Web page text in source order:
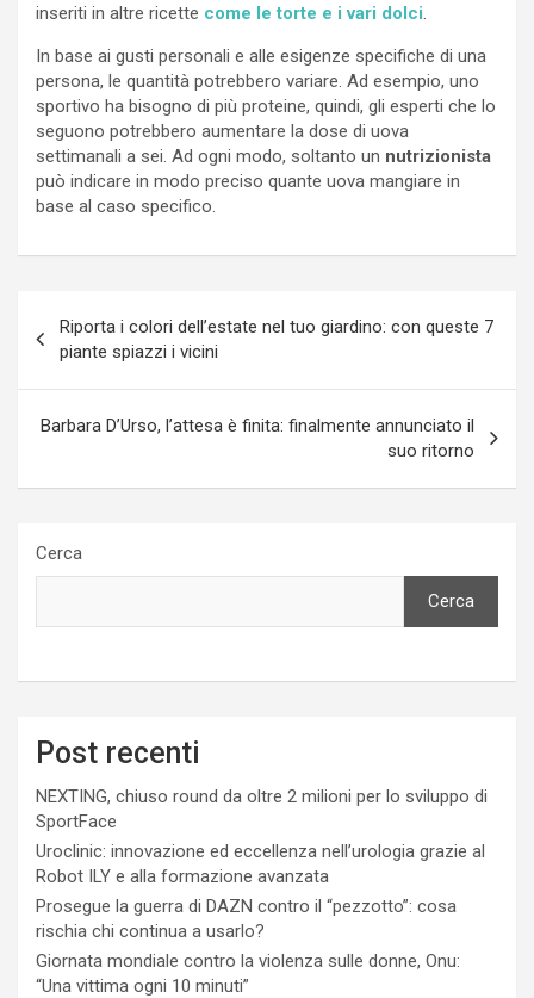
inseriti in altre ricette come le torte e i vari dolci.
In base ai gusti personali e alle esigenze specifiche di una
persona, le quantità potrebbero variare. Ad esempio, uno
sportivo ha bisogno di più proteine, quindi, gli esperti che lo
seguono potrebbero aumentare la dose di uova
settimanali a sei. Ad ogni modo, soltanto un nutrizionista
può indicare in modo preciso quante uova mangiare in
base al caso specifico.
articoli
Riporta i colori dell’estate nel tuo giardino: con queste 7
piante spiazzi i vicini
Barbara D’Urso, l’attesa è finita: finalmente annunciato il
suo ritorno
Cerca
Cerca
Post recenti
NEXTING, chiuso round da oltre 2 milioni per lo sviluppo di
SportFace
Uroclinic: innovazione ed eccellenza nell’urologia grazie al
Robot ILY e alla formazione avanzata
Prosegue la guerra di DAZN contro il “pezzotto”: cosa
rischia chi continua a usarlo?
Giornata mondiale contro la violenza sulle donne, Onu:
“Una vittima ogni 10 minuti”